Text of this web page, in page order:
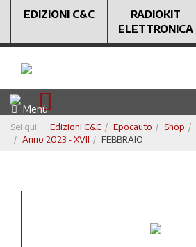
EDIZIONI C&C
RADIOKIT
ELETTRONICA
Menù
Sei qui: Edizioni C&C Epocauto Shop
Anno 2023 - XVII
FEBBRAIO